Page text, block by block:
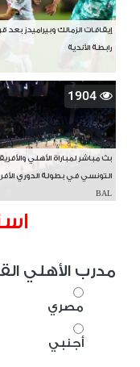
إيقافات الزمالك وبيراميدز بعد
رابطة الأندية
1904
بث مباشر لمباراة الأهلي
التونسي في بطولة الدوري
BAL
مدرب الأهلي
مصري
أجنبي